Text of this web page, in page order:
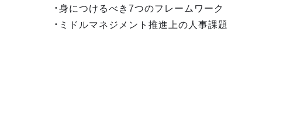
・身につけるべき7つのフレームワーク
・ミドルマネジメント推進上の人事課題